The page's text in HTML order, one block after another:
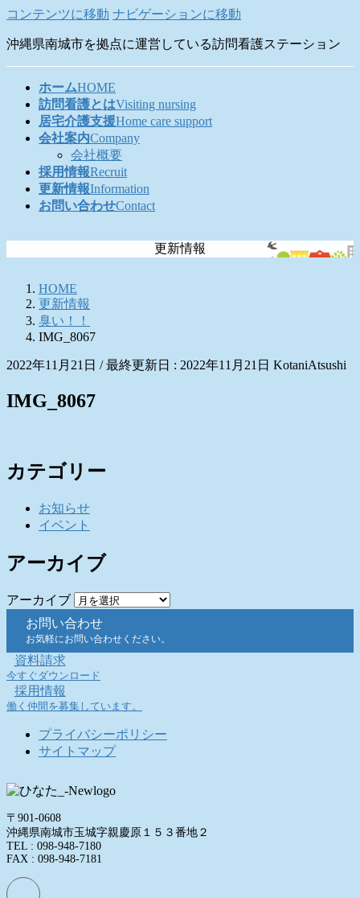
コンテンツに移動 ナビゲーションに移動
沖縄県南城市を拠点に運営している訪問看護ステーション
ホームHOME
訪問看護とはVisiting nursing
居宅介護支援Home care support
会社案内Company
会社概要
採用情報Recruit
更新情報Information
お問い合わせContact
更新情報
HOME
更新情報
臭い！！
IMG_8067
2022年11月21日 / 最終更新日 : 2022年11月21日 KotaniAtsushi
IMG_8067
カテゴリー
お知らせ
イベント
アーカイブ
アーカイブ
お問い合わせ
お気軽にお問い合わせください。
資料請求
今すぐダウンロード
採用情報
働く仲間を募集しています。
プライバシーポリシー
サイトマップ
〒901-0608
沖縄県南城市玉城字親慶原１５３番地２
TEL : 098-948-7180
FAX : 098-948-7181